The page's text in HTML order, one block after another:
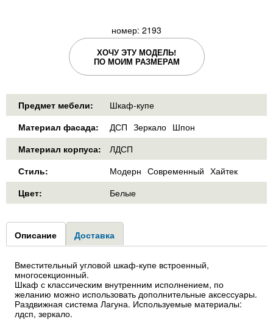
номер: 2193
ХОЧУ ЭТУ МОДЕЛЬ!
ПО МОИМ РАЗМЕРАМ
Предмет мебели:
Шкаф-купе
Материал фасада:
ДСП Зеркало Шпон
Материал корпуса:
ЛДСП
Стиль:
Модерн Современный Хайтек
Цвет:
Белые
Group1
Описание (активная
вкладка)
Доставка
Вместительный угловой шкаф-купе встроенный,
многосекционный.
Шкаф с классическим внутренним исполнением, по
желанию можно использовать дополнительные аксессуары.
Раздвижная система Лагуна. Используемые материалы:
лдсп, зеркало.